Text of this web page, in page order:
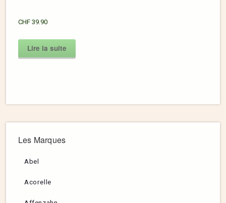
CHF 39.90
Lire la suite
Les Marques
Abel
Acorelle